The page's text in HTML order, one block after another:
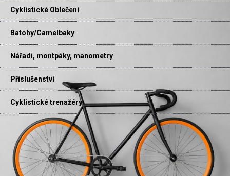
Cyklistické Oblečení
Batohy/Camelbaky
Nářadí, montpáky, manometry
Příslušenství
Cyklistické trenažéry